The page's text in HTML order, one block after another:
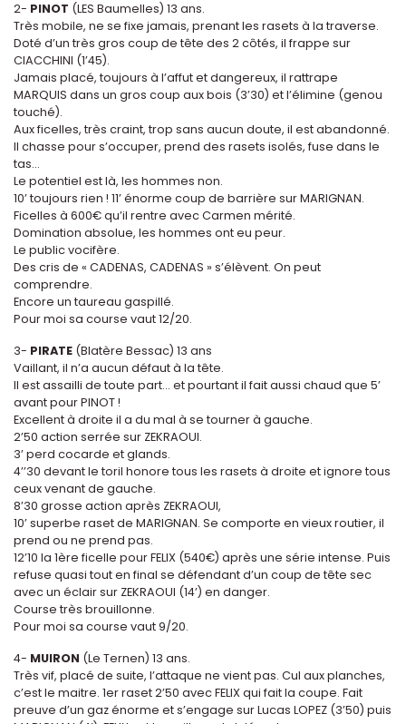
2- PINOT (LES Baumelles) 13 ans.
Très mobile, ne se fixe jamais, prenant les rasets à la traverse.
Doté d’un très gros coup de tête des 2 côtés, il frappe sur
CIACCHINI (1’45).
Jamais placé, toujours à l’affut et dangereux, il rattrape
MARQUIS dans un gros coup aux bois (3’30) et l’élimine (genou
touché).
Aux ficelles, très craint, trop sans aucun doute, il est abandonné.
Il chasse pour s’occuper, prend des rasets isolés, fuse dans le
tas…
Le potentiel est là, les hommes non.
10’ toujours rien ! 11’ énorme coup de barrière sur MARIGNAN.
Ficelles à 600€ qu’il rentre avec Carmen mérité.
Domination absolue, les hommes ont eu peur.
Le public vocifère.
Des cris de « CADENAS, CADENAS » s’élèvent. On peut
comprendre.
Encore un taureau gaspillé.
Pour moi sa course vaut 12/20.
3- PIRATE (Blatère Bessac) 13 ans
Vaillant, il n’a aucun défaut à la tête.
Il est assailli de toute part… et pourtant il fait aussi chaud que 5’
avant pour PINOT !
Excellent à droite il a du mal à se tourner à gauche.
2’50 action serrée sur ZEKRAOUI.
3’ perd cocarde et glands.
4’’30 devant le toril honore tous les rasets à droite et ignore tous
ceux venant de gauche.
8’30 grosse action après ZEKRAOUI,
10’ superbe raset de MARIGNAN. Se comporte en vieux routier, il
prend ou ne prend pas.
12’10 la 1ère ficelle pour FELIX (540€) après une série intense. Puis
refuse quasi tout en final se défendant d’un coup de tête sec
avec un éclair sur ZEKRAOUI (14’) en danger.
Course très brouillonne.
Pour moi sa course vaut 9/20.
4- MUIRON (Le Ternen) 13 ans.
Très vif, placé de suite, l’attaque ne vient pas. Cul aux planches,
c’est le maitre. 1er raset 2’50 avec FELIX qui fait la coupe. Fait
preuve d’un gaz énorme et s’engage sur Lucas LOPEZ (3’50) puis